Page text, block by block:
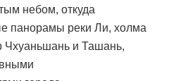
небом, откуда
панорамы реки Ли, холма
Чхуаньшань и Ташань,